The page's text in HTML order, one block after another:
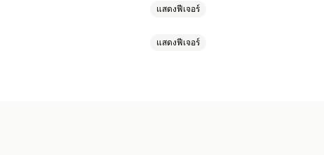
แสดงฟีเจอร์
แสดงฟีเจอร์